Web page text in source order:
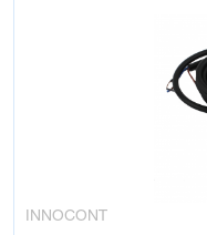
INNOCONT